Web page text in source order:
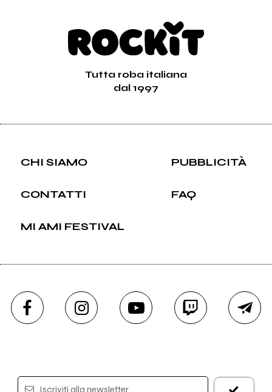
Tutta roba italiana
dal 1997
CHI SIAMO PUBBLICITÀ
CONTATTI FAQ
MI AMI FESTIVAL
Iscriviti alla newsletter